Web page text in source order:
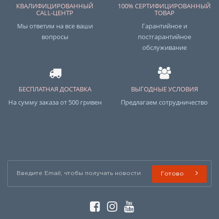
КВАЛИФИЦИРОВАННЫЙ
CALL-ЦЕНТР
Мы ответим на все ваши
вопросы
100% СЕРТИФИЦИРОВАННЫЙ
ТОВАР
Гарантийное и
постгарантийное
обслуживание
БЕСПЛАТНАЯ ДОСТАВКА
На сумму заказа от 500 гривен
ВЫГОДНЫЕ УСЛОВИЯ
Предлагаем сотрудничество
Готово